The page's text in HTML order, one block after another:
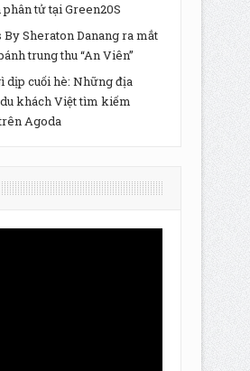
tử tại Green20S
By Sheraton Danang ra mắt
trung thu “An Viên”
dịp cuối hè: Những địa
khách Việt tìm kiếm
Agoda